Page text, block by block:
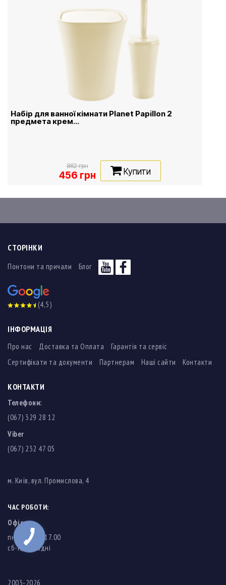
Набір для ванної кімнати Planet Papillon 2
предмета крем...
456 грн
862 грн
Купити
СТОРІНКИ
Понтони та причали Блог
(4,5)
ІНФОРМАЦІЯ
Про нас Доставка та Оплата
Гарантія та сервіс
Сертифікати та документи
Партнерам Наші сайти Контакти
КОНТАКТИ
Телефони:
(067) 329 28 12
Viber
(067) 232 47 05
м. Київ, вул. Промислова, 4
ЧАС РОБОТИ:
Офіс
пн-пт: 8.00-17.00
cб-нд: вихідні
2003-2026